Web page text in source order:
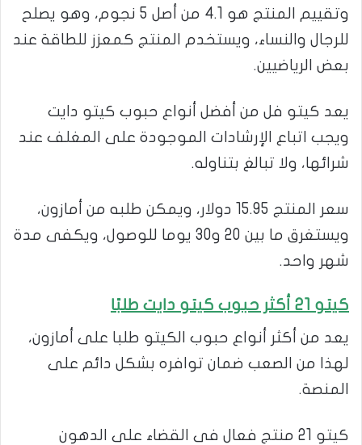
وتقييم المنتج هو 4.1 من أصل 5 نجوم، وهو يصلح
للرجال والنساء، ويستخدم المنتج كمعزز للطاقة عند
بعض الرياضيين.
يعد كيتو فل من أفضل أنواع حبوب كيتو دايت
ويجب اتباع الإرشادات الموجودة على المغلف عند
شرائها، ولا تبالغ بتناوله.
سعر المنتج 15.95 دولار، ويمكن طلبه من أمازون،
ويستغرق ما بين 20 و30 يوما للوصول، ويكفى مدة
شهر واحد.
كيتو 21 أكثر حبوب كيتو دايت طلبًا
يعد من أكثر أنواع حبوب الكيتو طلبا على أمازون،
لهذا من الصعب ضمان توافره بشكل دائم على
المنصة.
كيتو 21 منتج فعال فى القضاء على الدهون